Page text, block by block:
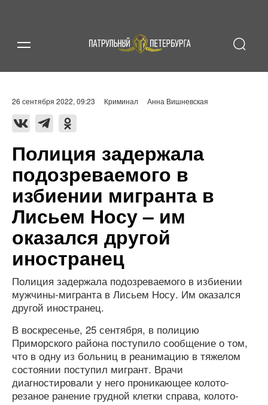
26 сентября 2022, 09:23 Криминал Анна Вишневская
Полиция задержала
подозреваемого в
избиении мигранта в
Лисьем Носу – им
оказался другой
иностранец
Полиция задержала подозреваемого в избиении
мужчины-мигранта в Лисьем Носу. Им оказался
другой иностранец.
В воскресенье, 25 сентября, в полицию
Приморского района поступило сообщение о том,
что в одну из больниц в реанимацию в тяжелом
состоянии поступил мигрант. Врачи
диагностировали у него проникающее колото-
резаное ранение грудной клетки справа, колото-